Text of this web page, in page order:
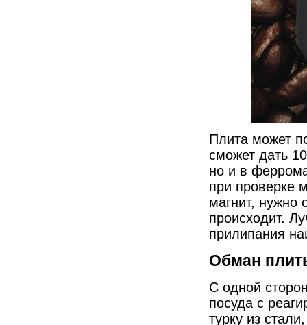
Плита может
сможет дать
но и в
при проверке
магнит, нужно
происходит.
прилипания
Обман
С одной
посуда с
турку из